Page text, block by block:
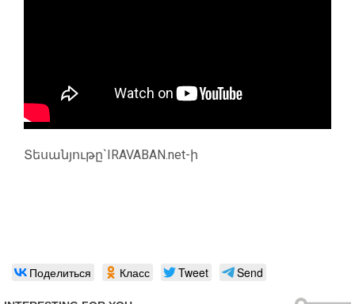
Տեսանյութը`IRAVABAN.net-ի
Поделиться Класс Tweet Send